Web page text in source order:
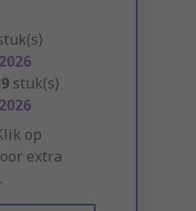
stuk(s)
op
extra